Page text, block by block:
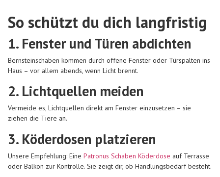
So schützt du dich langfristig
1. Fenster und Türen abdichten
Bernsteinschaben kommen durch offene Fenster oder Türspalten ins
Haus – vor allem abends, wenn Licht brennt.
2. Lichtquellen meiden
Vermeide es, Lichtquellen direkt am Fenster einzusetzen – sie
ziehen die Tiere an.
3. Köderdosen platzieren
Unsere Empfehlung: Eine Patronus Schaben Köderdose auf Terrasse
oder Balkon zur Kontrolle. Sie zeigt dir, ob Handlungsbedarf besteht.